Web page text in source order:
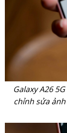
Galaxy A26
chỉnh sửa